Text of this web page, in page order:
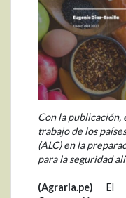
Con la
trabajo de los
(ALC) en la
para la seguridad
(Agraria.pe) El